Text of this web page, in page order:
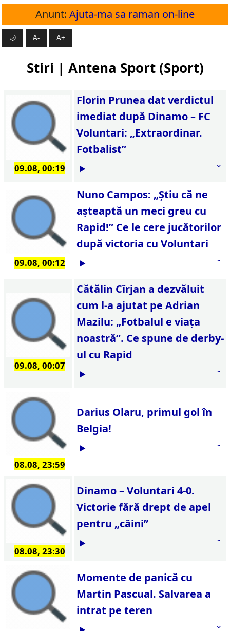
Anunt: Ajuta-ma sa raman on-line
🌙 A- A+
Stiri | Antena Sport (Sport)
09.08, 00:19
Florin Prunea dat verdictul
imediat după Dinamo – FC
Voluntari: „Extraordinar.
Fotbalist”
09.08, 00:12
Nuno Campos: „Ştiu că ne
aşteaptă un meci greu cu
Rapid!” Ce le cere jucătorilor
după victoria cu Voluntari
09.08, 00:07
Cătălin Cîrjan a dezvăluit
cum l-a ajutat pe Adrian
Mazilu: „Fotbalul e viaţa
noastră”. Ce spune de derby-
ul cu Rapid
08.08, 23:59
Darius Olaru, primul gol în
Belgia!
08.08, 23:30
Dinamo – Voluntari 4-0.
Victorie fără drept de apel
pentru „câini”
Momente de panică cu
Martin Pascual. Salvarea a
intrat pe teren